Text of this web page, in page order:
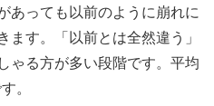
あっても以前のように崩れに
ます。「以前とは全然違う」
ゃる方が多い段階です。平均
。